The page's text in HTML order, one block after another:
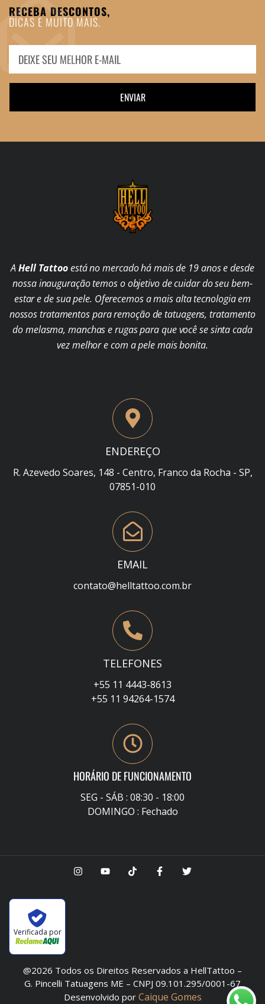
RECEBA DESCONTOS,
DICAS E MUITO MAIS.
ENVIAR
AHell Tattooestá no mercado há mais de 19 anos e desde
nossa inauguração temos o objetivo de cuidar do seu bem-
estar e de sua pele. Oferecemos a mais alta tecnologia em
nossos tratamentos para remoção de tatuagens, tratamento
do melasma, manchas e rugas para que você se sinta cada
vez melhor e com a pele mais bonita.
ENDEREÇO
R. Azevedo Soares, 148 - Centro, Franco da Rocha - SP,
07851-010
EMAIL
contato@helltattoo.com.br
TELEFONES
+55 11 4443-8613
+55 11 94264-1574
HORÁRIO DE FUNCIONAMENTO
SEG - SÁB : 08:30 - 18:00
DOMINGO : Fechado
Verificada por
@2026 Todos os Direitos Reservados a HellTattoo –
G. Pincelli Tatuagens ME – CNPJ 09.101.295/0001-67
Desenvolvido por Caique Gomes